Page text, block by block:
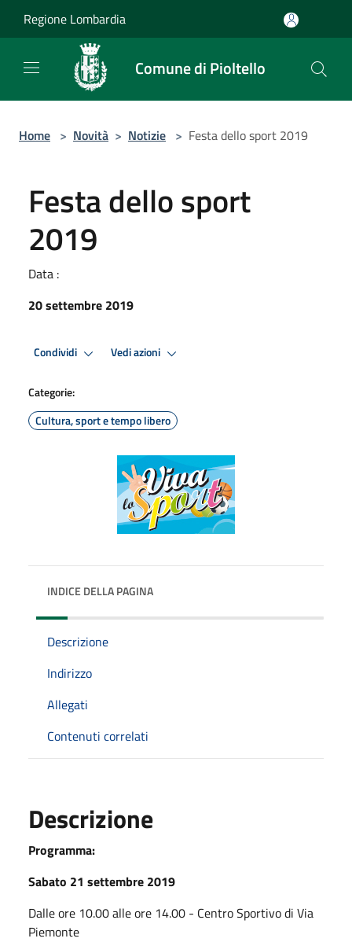
Regione Lombardia
Comune di Pioltello
Home > Novità > Notizie > Festa dello sport 2019
Festa dello sport
2019
Data :
20 settembre 2019
Condividi Vedi azioni
Categorie:
Cultura, sport e tempo libero
INDICE DELLA PAGINA
Descrizione
Indirizzo
Allegati
Contenuti correlati
Descrizione
Programma:
Sabato 21 settembre 2019
Dalle ore 10.00 alle ore 14.00 - Centro Sportivo di Via
Piemonte